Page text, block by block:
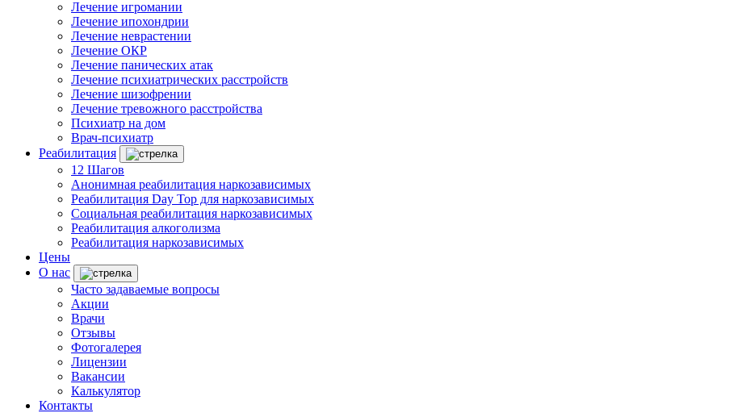
Лечение игромании
Лечение ипохондрии
Лечение неврастении
Лечение ОКР
Лечение панических атак
Лечение психиатрических расстройств
Лечение шизофрении
Лечение тревожного расстройства
Психиатр на дом
Врач-психиатр
Реабилитация
12 Шагов
Анонимная реабилитация наркозависимых
Реабилитация Day Top для наркозависимых
Социальная реабилитация наркозависимых
Реабилитация алкоголизма
Реабилитация наркозависимых
Цены
О нас
Часто задаваемые вопросы
Акции
Врачи
Отзывы
Фотогалерея
Лицензии
Вакансии
Калькулятор
Контакты